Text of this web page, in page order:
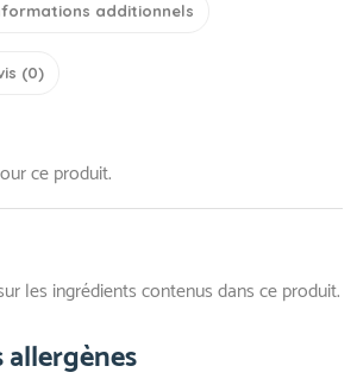
additionnels
(0)
ce produit.
les ingrédients contenus dans ce produit.